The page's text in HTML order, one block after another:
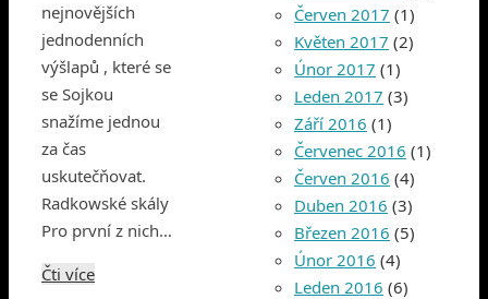
nejnovějších
jednodenních
výšlapů , které se
se Sojkou
snažíme jednou
za čas
uskutečňovat.
Radkowské skály
Pro první z nich…
Čti více
Červen 2017 (1)
Květen 2017 (2)
Únor 2017 (1)
Leden 2017 (3)
Září 2016 (1)
Červenec 2016 (1)
Červen 2016 (4)
Duben 2016 (3)
Březen 2016 (5)
Únor 2016 (4)
Leden 2016 (6)